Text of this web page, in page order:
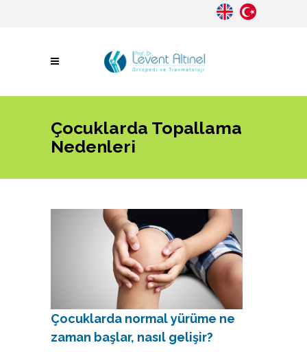
Çocuklarda Topallama
Nedenleri
Çocuklarda normal yürüme ne
zaman başlar, nasıl gelişir?